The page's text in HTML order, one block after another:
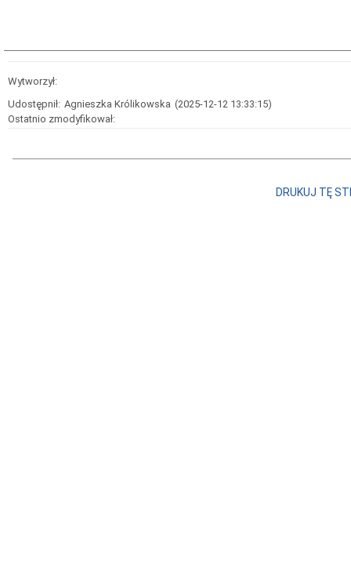
Wytworzył:
Udostępnił: Agnieszka Królikowska (2025-12-12 13:33:15)
Ostatnio zmodyfikował:
DRUKUJ TĘ